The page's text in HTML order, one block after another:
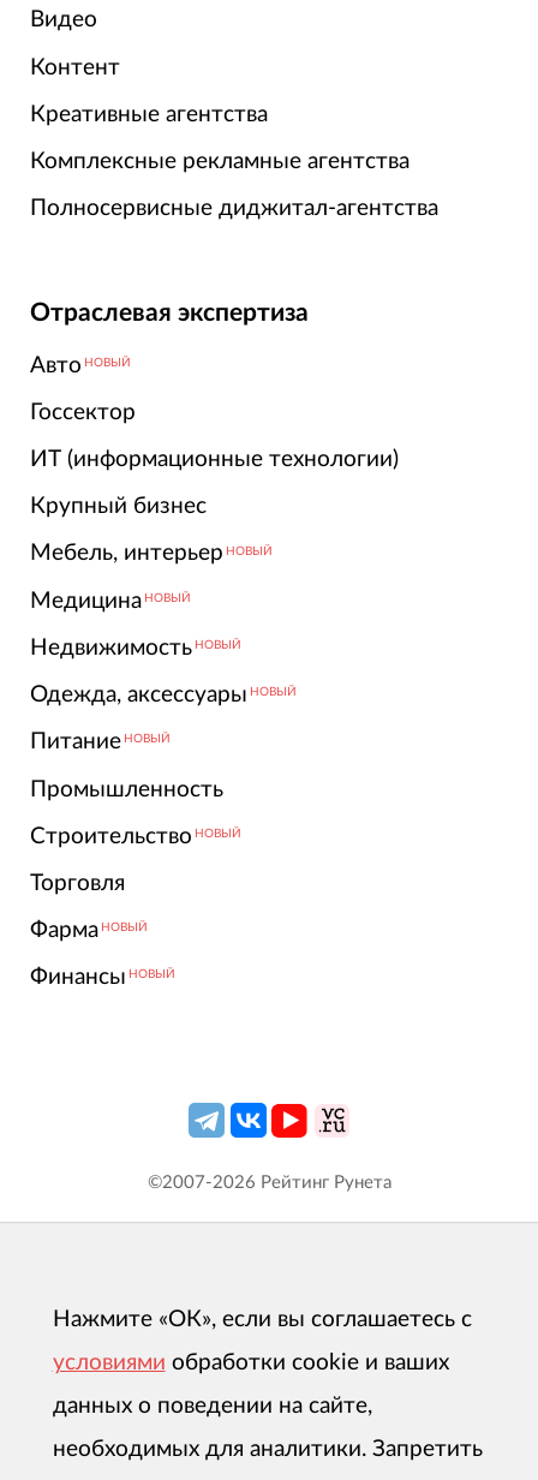
Видео
Контент
Креативные агентства
Комплексные рекламные агентства
Полносервисные диджитал-агентства
Отраслевая экспертиза
Авто НОВЫЙ
Госсектор
ИТ (информационные технологии)
Крупный бизнес
Мебель, интерьер НОВЫЙ
Медицина НОВЫЙ
Недвижимость НОВЫЙ
Одежда, аксессуары НОВЫЙ
Питание НОВЫЙ
Промышленность
Строительство НОВЫЙ
Торговля
Фарма НОВЫЙ
Финансы НОВЫЙ
©2007-2026 Рейтинг Рунета
Нажмите «ОК», если вы соглашаетесь с
условиями обработки cookie и ваших
данных о поведении на сайте,
необходимых для аналитики. Запретить